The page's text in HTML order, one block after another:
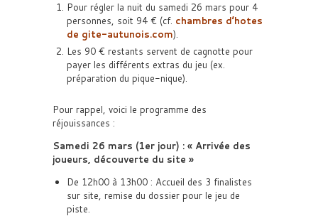
Pour régler la nuit du samedi 26 mars pour 4
personnes, soit 94 € (cf. chambres d’hotes
de gite-autunois.com).
Les 90 € restants servent de cagnotte pour
payer les différents extras du jeu (ex.
préparation du pique-nique).
Pour rappel, voici le programme des
réjouissances :
Samedi 26 mars (1er jour) : « Arrivée des
joueurs, découverte du site »
De 12h00 à 13h00 : Accueil des 3 finalistes
sur site, remise du dossier pour le jeu de
piste.